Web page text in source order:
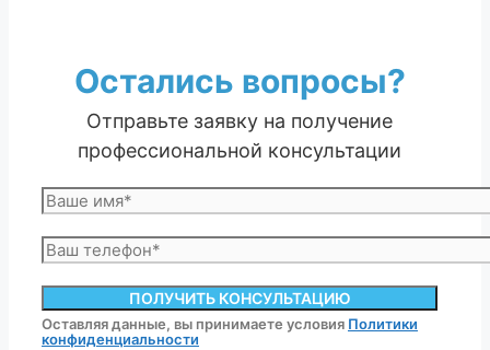
Остались вопросы?
Отправьте заявку на получение
профессиональной консультации
Оставляя данные, вы принимаете условия Политики
конфиденциальности